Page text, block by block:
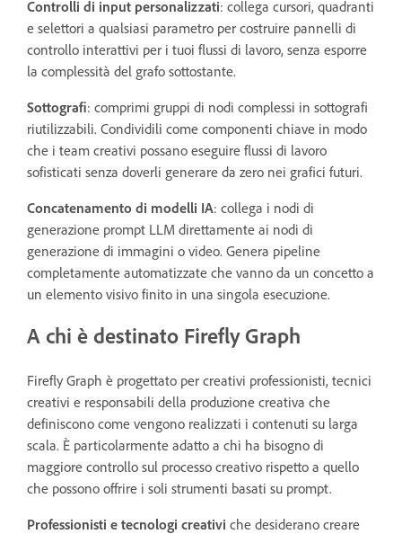
Controlli di input personalizzati: collega cursori, quadranti
e selettori a qualsiasi parametro per costruire pannelli di
controllo interattivi per i tuoi flussi di lavoro, senza esporre
la complessità del grafo sottostante.
Sottografi: comprimi gruppi di nodi complessi in sottografi
riutilizzabili. Condividili come componenti chiave in modo
che i team creativi possano eseguire flussi di lavoro
sofisticati senza doverli generare da zero nei grafici futuri.
Concatenamento di modelli IA: collega i nodi di
generazione prompt LLM direttamente ai nodi di
generazione di immagini o video. Genera pipeline
completamente automatizzate che vanno da un concetto a
un elemento visivo finito in una singola esecuzione.
A chi è destinato Firefly Graph
Firefly Graph è progettato per creativi professionisti, tecnici
creativi e responsabili della produzione creativa che
definiscono come vengono realizzati i contenuti su larga
scala. È particolarmente adatto a chi ha bisogno di
maggiore controllo sul processo creativo rispetto a quello
che possono offrire i soli strumenti basati su prompt.
Professionisti e tecnologi creativi che desiderano creare